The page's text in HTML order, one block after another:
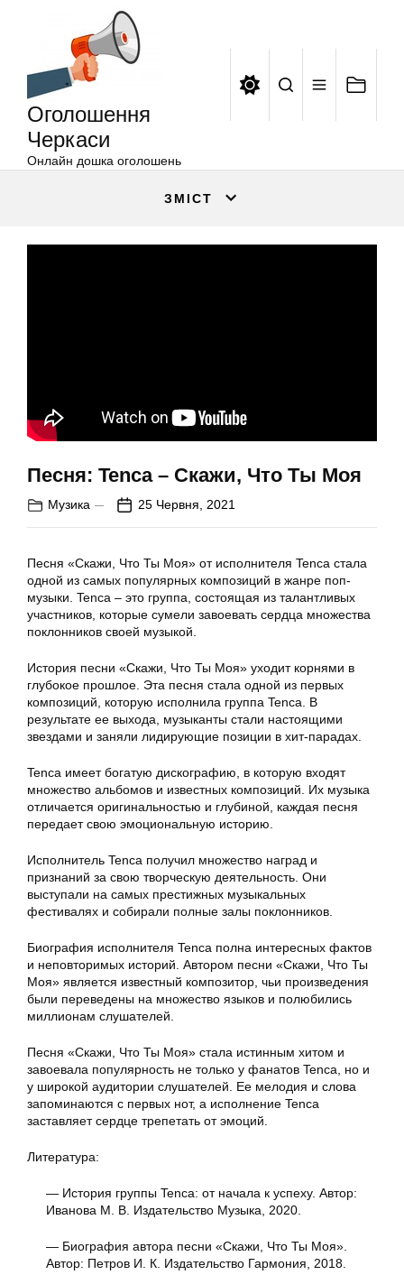
Оголошення
Черкаси
Онлайн дошка оголошень
ЗМІСТ
Песня: Tenca – Скажи, Что Ты Моя
Музика 25 Червня, 2021
Песня «Скажи, Что Ты Моя» от исполнителя Tenca стала
одной из самых популярных композиций в жанре поп-
музыки. Tenca – это группа, состоящая из талантливых
участников, которые сумели завоевать сердца множества
поклонников своей музыкой.
История песни «Скажи, Что Ты Моя» уходит корнями в
глубокое прошлое. Эта песня стала одной из первых
композиций, которую исполнила группа Tenca. В
результате ее выхода, музыканты стали настоящими
звездами и заняли лидирующие позиции в хит-парадах.
Tenca имеет богатую дискографию, в которую входят
множество альбомов и известных композиций. Их музыка
отличается оригинальностью и глубиной, каждая песня
передает свою эмоциональную историю.
Исполнитель Tenca получил множество наград и
признаний за свою творческую деятельность. Они
выступали на самых престижных музыкальных
фестивалях и собирали полные залы поклонников.
Биография исполнителя Tenca полна интересных фактов
и неповторимых историй. Автором песни «Скажи, Что Ты
Моя» является известный композитор, чьи произведения
были переведены на множество языков и полюбились
миллионам слушателей.
Песня «Скажи, Что Ты Моя» стала истинным хитом и
завоевала популярность не только у фанатов Tenca, но и
у широкой аудитории слушателей. Ее мелодия и слова
запоминаются с первых нот, а исполнение Tenca
заставляет сердце трепетать от эмоций.
Литература:
— История группы Tenca: от начала к успеху. Автор:
Иванова М. В. Издательство Музыка, 2020.
— Биография автора песни «Скажи, Что Ты Моя».
Автор: Петров И. К. Издательство Гармония, 2018.